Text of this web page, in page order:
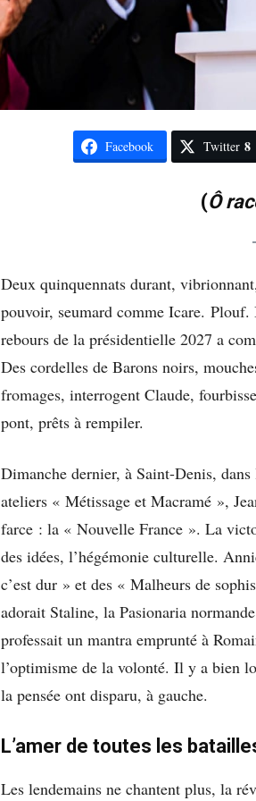
Facebook Twitter 8
(Ô
Deux quinquennats durant,
pouvoir, seumard comme Icare.
rebours de la présidentielle 2027 a
Des cordelles de Barons noirs,
fromages, interrogent Claude,
pont, prêts à rempiler.
Dimanche dernier, à Saint-Denis,
ateliers « Métissage et Macramé »,
farce : la « Nouvelle France ». La
des idées, l’hégémonie culturelle.
c’est dur » et des « Malheurs de
adorait Staline, la Pasionaria
professait un mantra emprunté à
l’optimisme de la volonté. Il y a bien
la pensée ont disparu, à gauche.
L’amer de toutes les
Les lendemains ne chantent plus, la